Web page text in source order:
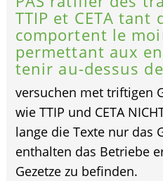
TTIP et CETA tant
comportent le
permettant aux
tenir au-dessus
versuchen met triftigen
wie TTIP und CETA
lange die Texte nur das
enthalten das Betriebe
Gezetze zu befinden.